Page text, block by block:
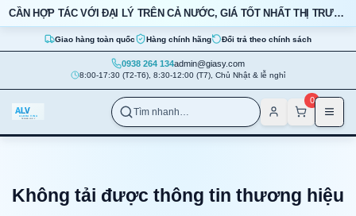
Bỏ qua nội dung CẦN HỢP TÁC VỚI ĐẠI LÝ TRÊN CẢ NƯỚC, GIÁ TỐT NHẤT THỊ TRƯỜNG
Giao hàng toàn quốc Hàng chính hãng Đổi trả theo chính sách
0938 264 134admin@giasy.com
8:00-17:30 (T2-T6), 8:30-12:00 (T7), Chủ Nhật & lễ nghỉ
Nhảy tới nội dung chính
Tìm nhanh…
0
Không tải được thông tin thương hiệu